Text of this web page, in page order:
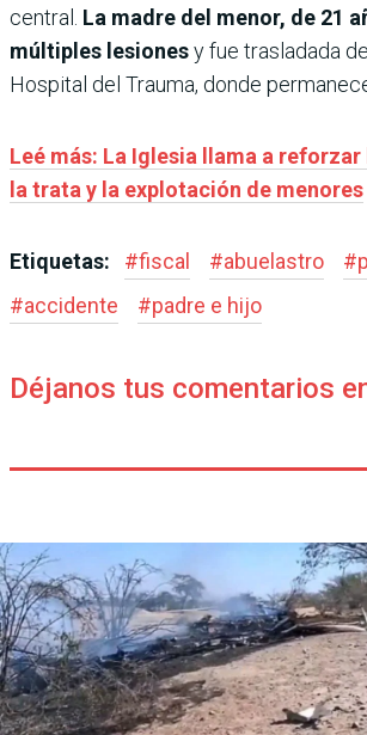
central. La madre del menor, de 21
múltiples lesionesy fue trasladada
Hospital del Trauma, donde
Leé más: La Iglesia llama a
la trata y la explotación de menores
Etiquetas: #fiscal #abuelastro #
#accidente #padre e hijo
Déjanos tus comentarios